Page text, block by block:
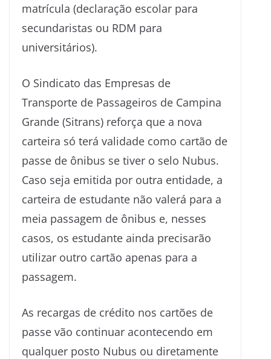
matrícula (declaração escolar para
secundaristas ou RDM para
universitários).
O Sindicato das Empresas de
Transporte de Passageiros de Campina
Grande (Sitrans) reforça que a nova
carteira só terá validade como cartão de
passe de ônibus se tiver o selo Nubus.
Caso seja emitida por outra entidade, a
carteira de estudante não valerá para a
meia passagem de ônibus e, nesses
casos, os estudante ainda precisarão
utilizar outro cartão apenas para a
passagem.
As recargas de crédito nos cartões de
passe vão continuar acontecendo em
qualquer posto Nubus ou diretamente